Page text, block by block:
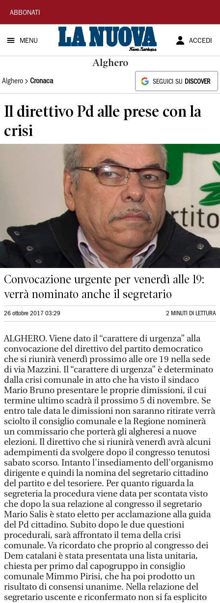
La
Nuova
Sardegna
ABBONATI
MENU ACCEDI
Alghero
Alghero Cronaca SEGUICI SU DISCOVER
Il direttivo Pd alle prese con la
crisi
Convocazione urgente per venerdì alle 19:
verrà nominato anche il segretario
26 ottobre 2017 03:29 2 MINUTI DI LETTURA
ALGHERO. Viene dato il “carattere di urgenza” alla
convocazione del direttivo del partito democratico
che si riunirà venerdì prossimo alle ore 19 nella sede
di via Mazzini. Il “carattere di urgenza” è determinato
dalla crisi comunale in atto che ha visto il sindaco
Mario Bruno presentare le proprie dimissioni, il cui
termine ultimo scadrà il prossimo 5 di novembre. Se
entro tale data le dimissioni non saranno ritirate verrà
sciolto il consiglio comunale e la Regione nominerà
un commissario che porterà gli algheresi a nuove
elezioni. Il direttivo che si riunirà venerdì avrà alcuni
adempimenti da svolgere dopo il congresso tenutosi
sabato scorso. Intanto l'insediamento dell'organismo
dirigente e quindi la nomina del segretario cittadino
del partito e del tesoriere. Per quanto riguarda la
segreteria la procedura viene data per scontata visto
che dopo la sua relazione al congresso il segretario
Mario Salis è stato eletto per acclamazione alla guida
del Pd cittadino. Subito dopo le due questioni
procedurali, sarà affrontato il tema della crisi
comunale. Va ricordato che proprio al congresso dei
Dem catalani è stata presentata una lista unitaria,
chiesta per primo dal capogruppo in consiglio
comunale Mimmo Pirisi, che ha poi prodotto un
risultato di consensi unanime. Nella relazione del
segretario uscente e riconfermato non si fa esplicito